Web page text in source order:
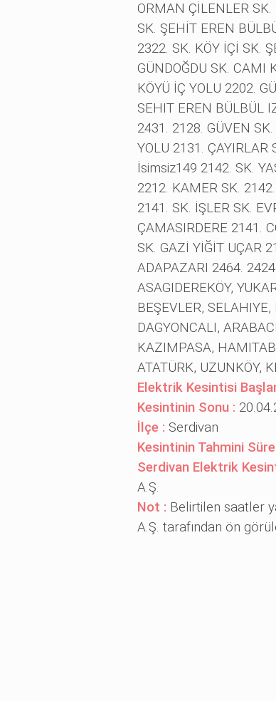
ORMAN ÇİLENLER
SK. ŞEHİT EREN
2322. SK. KÖY İÇİ SK.
GÜNDOĞDU SK. CAMI
KÖYÜ İÇ YOLU 2202.
SEHIT EREN BÜLBÜL
2431. 2128. GÜVEN
YOLU 2131. ÇAYIRLAR
İsimsiz149 2142. SK.
2212. KAMER SK.
2141. SK. İŞLER SK.
ÇAMASIRDERE 2141.
SK. GAZİ YİĞİT UÇAR
ADAPAZARI 2464.
ASAGIDEREKÖY,
BEŞEVLER,
DAGYONCALI,
KAZIMPASA,
ATATÜRK, UZUNKÖY,
Elektrik Kesintisi
Kesintinin Sonu :
İlçe : Serdivan
Kesintinin Tahmini
Serdivan Elektrik
A.Ş.
Not : Belirtilen saatler
A.Ş. tarafından ön